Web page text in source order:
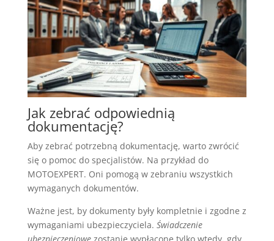
Jak zebrać odpowiednią
dokumentację?
Aby zebrać potrzebną dokumentację, warto zwrócić
się o pomoc do specjalistów. Na przykład do
MOTOEXPERT. Oni pomogą w zebraniu wszystkich
wymaganych dokumentów.
Ważne jest, by dokumenty były kompletnie i zgodne z
wymaganiami ubezpieczyciela. Świadczenie